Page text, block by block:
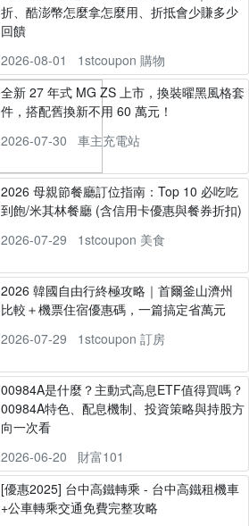
折、酷澎幣怎麼拿怎麼用、折抵會少賺多少
回饋
2026-08-01
1stcoupon 購物
全新 27 年式 MG ZS 上市，換裝曜黑風格套
件，搭配舊換新不用 60 萬元！
2026-07-30
車主充電站
2026 母親節餐廳訂位指南：Top 10 必吃吃
到飽/米其林餐廳 (含信用卡優惠與餐券折扣)
2026-07-29
1stcoupon 美食
2026 韓國自由行終極攻略｜首爾釜山濟州
比較＋機票住宿優惠碼，一篇搞定省萬元
2026-07-29
1stcoupon 訂房
00984A是什麼？主動式高息ETF值得買嗎？
00984A特色、配息機制、投資策略與持股方
向一次看
2026-06-20
財富101
[優惠2025] 台中高鐵轉乘 - 台中高鐵租機車
+公車轉乘交通免費完整攻略